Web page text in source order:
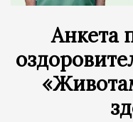
Анкета